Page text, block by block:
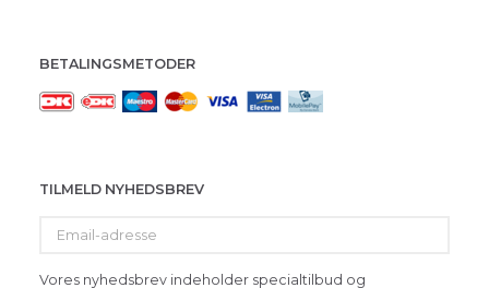
BETALINGSMETODER
TILMELD NYHEDSBREV
adresse
Vores nyhedsbrev indeholder specialtilbud og